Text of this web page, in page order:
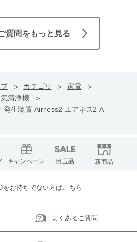
質問をもっと見る
カテゴリ
家電
清浄機
発生装置 Airness2 エアネス2 A
キャンペーン 目玉品 新商品
をお持ちでない方はこちら
よくあるご質問